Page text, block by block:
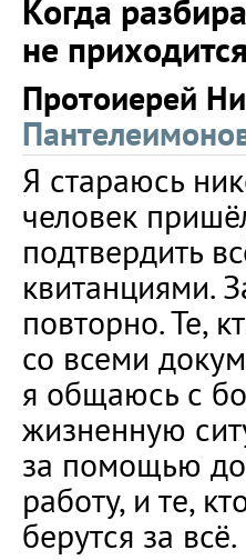
Когда
не
Протоиерей
Я стараюсь
человек
подтвердить
квитанциями.
повторно. Те,
со всеми
я общаюсь с
жизненную
за помощью
работу, и те,
берутся за всё.